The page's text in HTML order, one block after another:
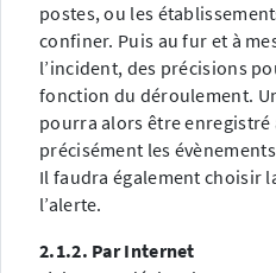
postes, ou les
confiner. Puis au fur et à
l’incident, des précisions
fonction du déroulement.
pourra alors être
précisément les
Il faudra également choisir
l’alerte.
2.1.2. Par Internet